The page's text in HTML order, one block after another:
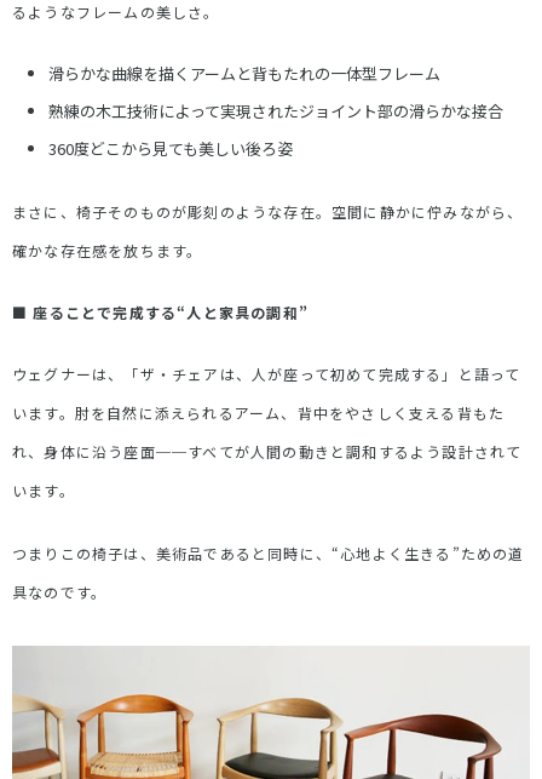
るようなフレームの美しさ。
滑らかな曲線を描くアームと背もたれの一体型フレーム
熟練の木工技術によって実現されたジョイント部の滑らかな接合
360度どこから見ても美しい後ろ姿
まさに、椅子そのものが彫刻のような存在。空間に静かに佇みながら、
確かな存在感を放ちます。
■ 座ることで完成する“ 人と家具の調和”
ウェグナーは、「ザ・チェアは、人が座って初めて完成する」と語って
います。肘を自然に添えられるアーム、背中をやさしく支える背もた
れ、身体に沿う座面──すべてが人間の動きと調和するよう設計されて
います。
つまりこの椅子は、美術品であると同時に、 “心地よく生きる ”ための道
具なのです。